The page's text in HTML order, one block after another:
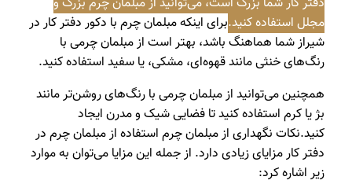
مجلل استفاده کنید.برای اینکه مبلمان چرم با دکور دفتر کار در
شیراز شما هماهنگ باشد، بهتر است از مبلمان چرمی با
رنگ‌های خنثی مانند قهوه‌ای، مشکی، یا سفید استفاده کنید.
همچنین می‌توانید از مبلمان چرمی با رنگ‌های روشن‌تر مانند
بژ یا کرم استفاده کنید تا فضایی شیک و مدرن ایجاد
کنید.نکات نگهداری از مبلمان چرم استفاده از مبلمان چرم در
دفتر کار مزایای زیادی دارد. از جمله این مزایا می‌توان به موارد
زیر اشاره کرد: